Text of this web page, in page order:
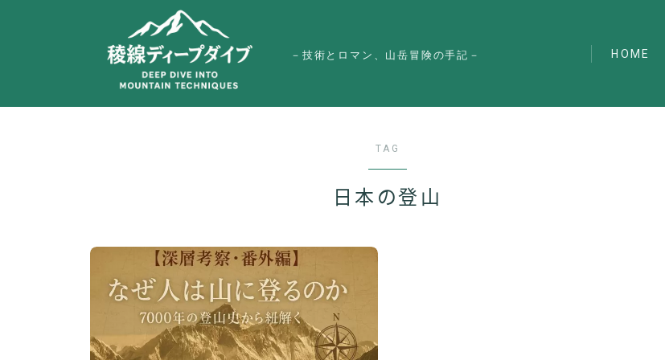
－技術とロマン、山岳冒険の手記－ HOME
TAG
日本の登山